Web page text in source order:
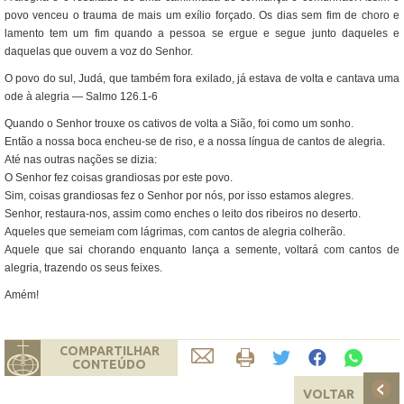
povo venceu o trauma de mais um exílio forçado. Os dias sem fim de choro e
lamento tem um fim quando a pessoa se ergue e segue junto daqueles e
daquelas que ouvem a voz do Senhor.
O povo do sul, Judá, que também fora exilado, já estava de volta e cantava uma
ode à alegria — Salmo 126.1-6
Quando o Senhor trouxe os cativos de volta a Sião, foi como um sonho.
Então a nossa boca encheu-se de riso, e a nossa língua de cantos de alegria.
Até nas outras nações se dizia:
O Senhor fez coisas grandiosas por este povo.
Sim, coisas grandiosas fez o Senhor por nós, por isso estamos alegres.
Senhor, restaura-nos, assim como enches o leito dos ribeiros no deserto.
Aqueles que semeiam com lágrimas, com cantos de alegria colherão.
Aquele que sai chorando enquanto lança a semente, voltará com cantos de
alegria, trazendo os seus feixes.
Amém!
COMPARTILHAR
CONTEÚDO
VOLTAR